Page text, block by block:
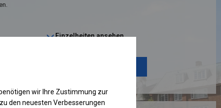
Einzelheiten ansehen
wir Ihre Zustimmung zur
den neuesten Verbesserungen